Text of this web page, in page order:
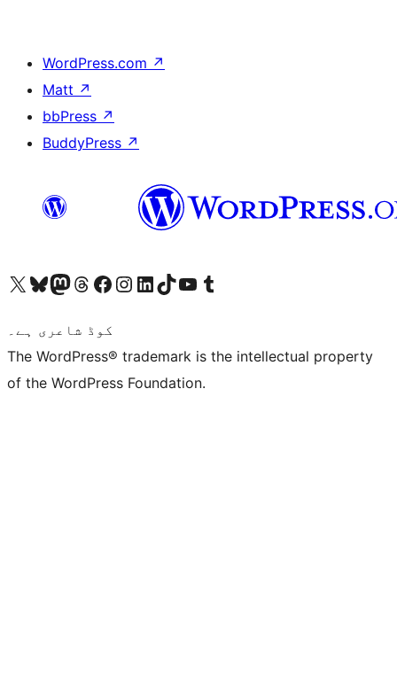
WordPress.com ↗
Matt ↗
bbPress ↗
BuddyPress ↗
Visit our X (formerly Twitter) account
ہمارے بلیواسکائی اکاؤنٹ پر جائیں
Visit our Mastodon account
ہمارے ٹھریڈز اکاؤنٹ پر جائیں
Visit our Facebook page
Visit our Instagram account
Visit our LinkedIn account
ہمارے ٹک ٹاک اکاؤنٹ پر جائیں
Visit our YouTube channel
ہمارے ٹمبلر اکاؤنٹ پر جائیں
کوڈ شاعری ہے۔
The WordPress® trademark is the intellectual property
of the WordPress Foundation.